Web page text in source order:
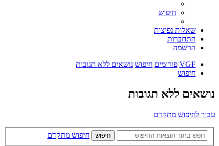
חיפוש
שאלות נפוצות
התחברות
הרשמה
VGF פורומים חיפוש נושאים ללא תגובות
חיפוש
נושאים ללא תגובות
עבור לחיפוש מתקדם
חיפוש
חיפוש מתקדם